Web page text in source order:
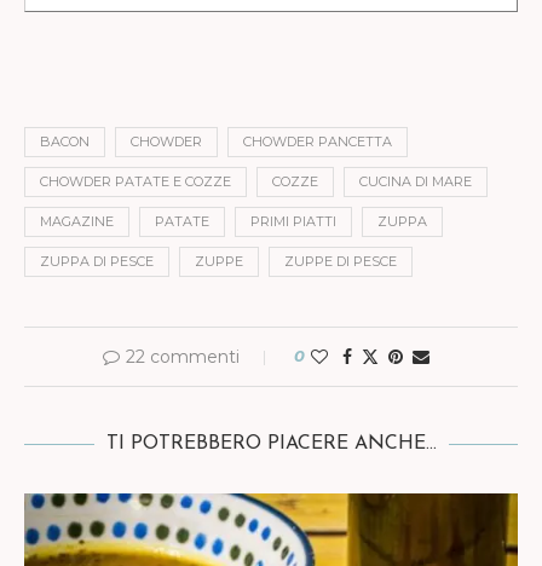
BACON CHOWDER CHOWDER PANCETTA
CHOWDER PATATE E COZZE COZZE CUCINA DI MARE
MAGAZINE PATATE PRIMI PIATTI ZUPPA
ZUPPA DI PESCE ZUPPE ZUPPE DI PESCE
22 commenti 0
TI POTREBBERO PIACERE ANCHE...